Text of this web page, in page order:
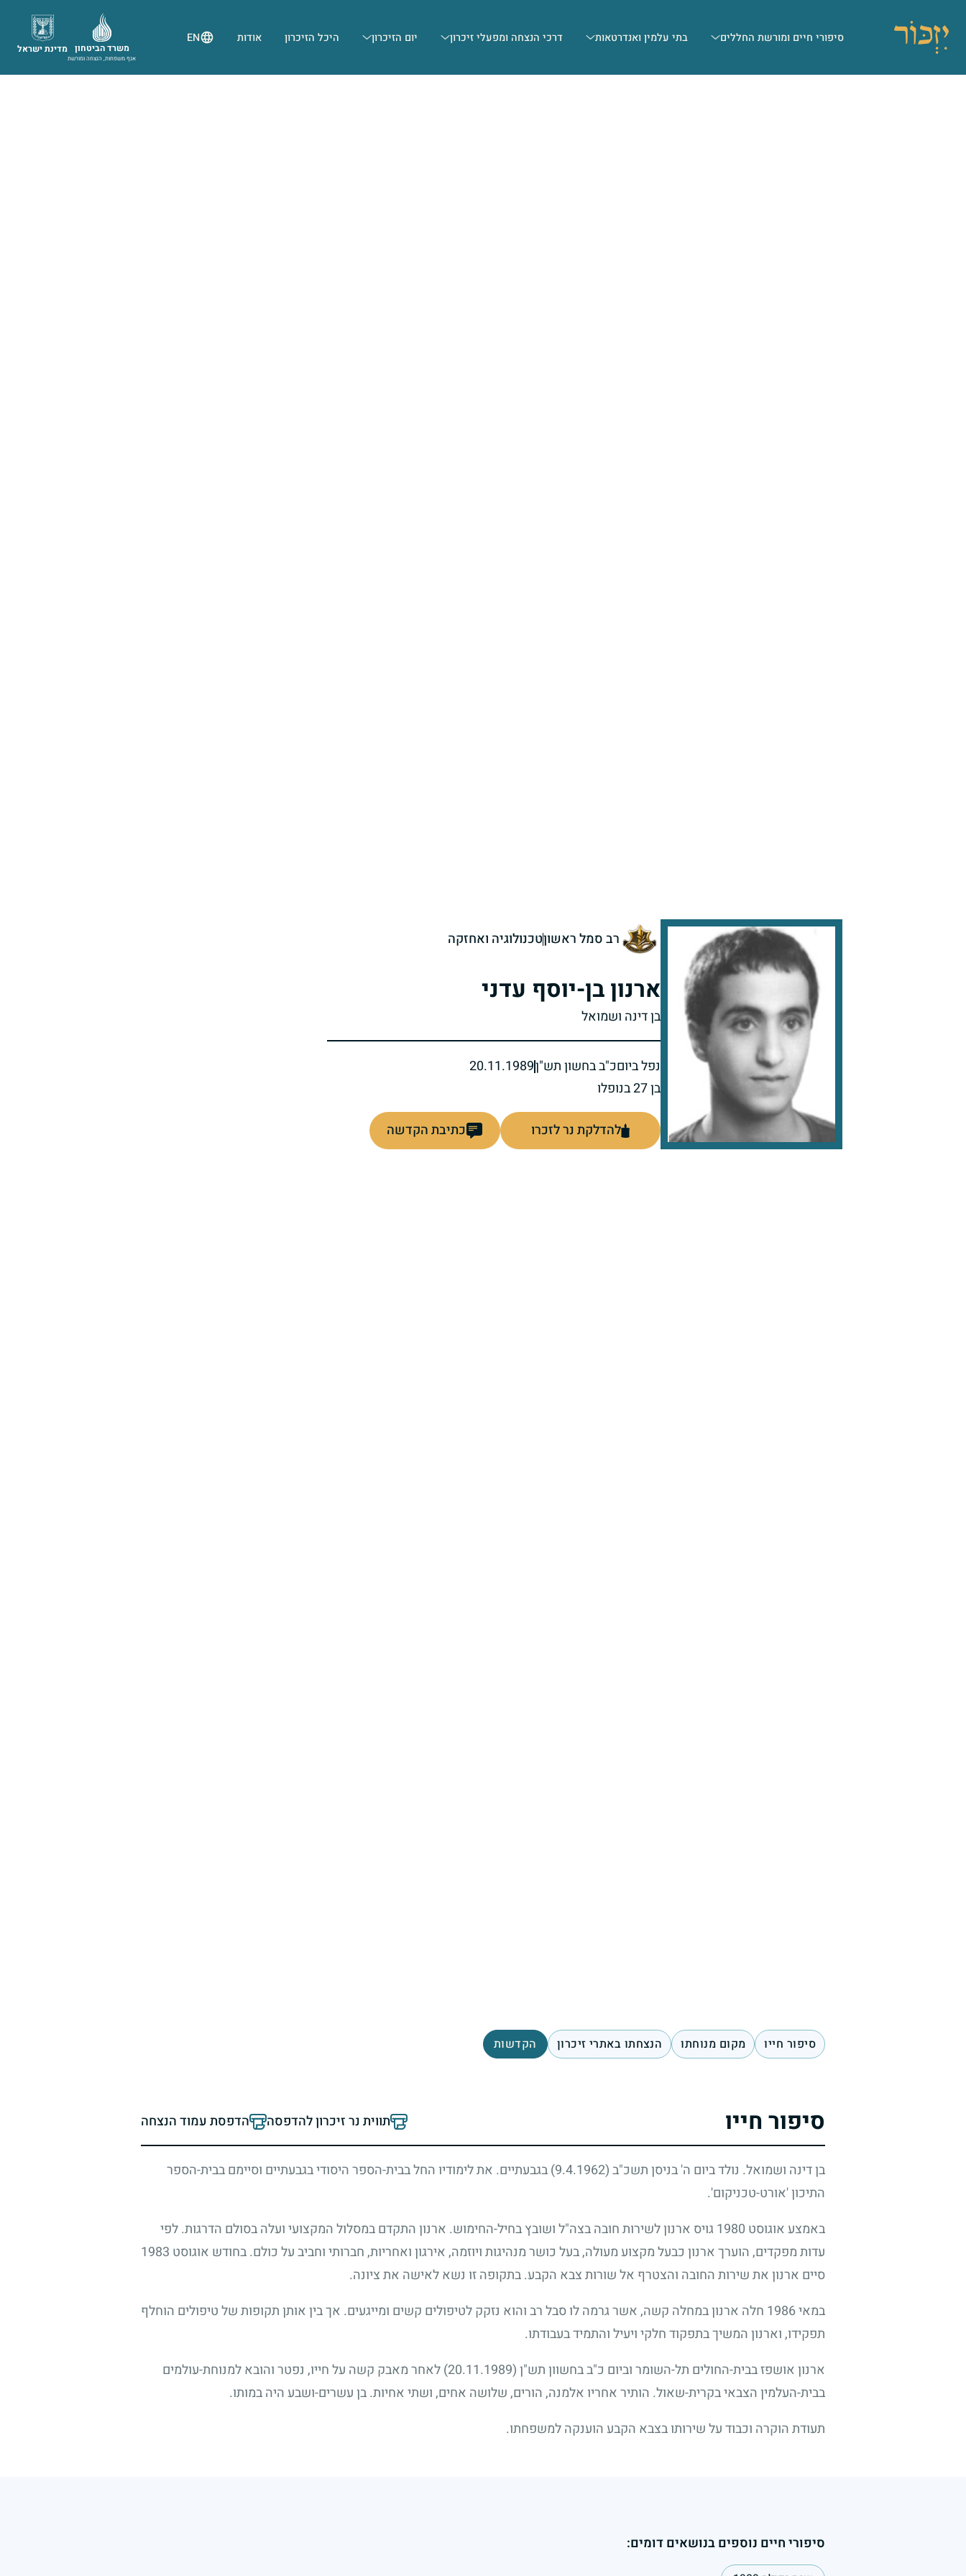
סיפורי חיים ומורשת החללים בתי עלמין ואנדרטאות דרכי הנצחה ומפעלי זיכרון יום הזיכרון היכל הזיכרון אודות EN
מדינת ישראל משרד הביטחון
אגף משפחות, הנצחה ומורשת
רב סמל ראשוןטכנולוגיה ואחזקה
ארנון בן-יוסף עדני
בן דינה ושמואל
נפל ביוםכ"ב בחשון תש"ן20.11.1989
בן 27 בנופלו
להדלקת נר לזכרו כתיבת הקדשה
סיפור חייו מקום מנוחתו הנצחתו באתרי זיכרון הקדשות
סיפור חייו תווית נר זיכרון להדפסה הדפסת עמוד הנצחה
בן דינה ושמואל. נולד ביום ה' בניסן תשכ"ב(9.4.1962)
בגבעתיים. את לימודיו החל בבית-הספר היסודי בגבעתיים וסיימם בבית-הספר
התיכון 'אורט-טכניקום'.
באמצע אוגוסט 1980 גויס ארנון לשירות חובה בצה"ל ושובץ בחיל-החימוש. ארנון התקדם במסלול המקצועי ועלה בסולם הדרגות. לפי
עדות מפקדים, הוערך ארנון כבעל מקצוע מעולה, בעל כושר מנהיגות ויוזמה, אירגון ואחריות, חברותי וחביב על כולם. בחודש אוגוסט 1983
סיים ארנון את שירות החובה והצטרף אל שורות צבא הקבע. בתקופה זו נשא לאישה את ציונה.
במאי1986 חלה ארנון במחלה קשה, אשר גרמה לו סבל רב והוא נזקק לטיפולים קשים ומייגעים. אך בין אותן תקופות של טיפולים הוחלף
תפקידו, וארנון המשיך בתפקוד חלקי ויעיל והתמיד בעבודתו.
ארנון אושפז בבית-החולים תל-השומר וביום כ"ב בחשוון תש"ן(20.11.1989)
לאחר מאבק קשה על חייו, נפטר והובא למנוחת-עולמים
בבית-העלמין הצבאי בקרית-שאול. הותיר אחריו אלמנה, הורים, שלושה אחים, ושתי אחיות. בן עשרים-ושבע היה במותו.
תעודת הוקרה וכבוד על שירותו בצבא הקבע הוענקה למשפחתו.
סיפורי חיים נוספים בנושאים דומים: